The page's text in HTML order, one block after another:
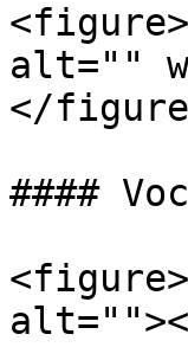
alt=""
</
####